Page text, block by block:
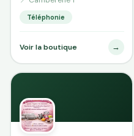
Téléphonie
Voir la boutique →